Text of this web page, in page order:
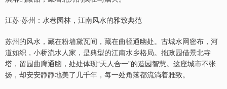
江苏·苏州：水巷园林，江南风水的雅致典范
苏州的风水，藏在粉墙黛瓦间，藏在曲径通幽处。古城水网密布，河
道如织，小桥流水人家，是典型的江南水乡格局。拙政园借景北寺
塔，留园曲廊通幽，处处体现“天人合一”的造园智慧。这座城市不张
扬，却安安静静地美了几千年，每一处角落都流淌着雅致。